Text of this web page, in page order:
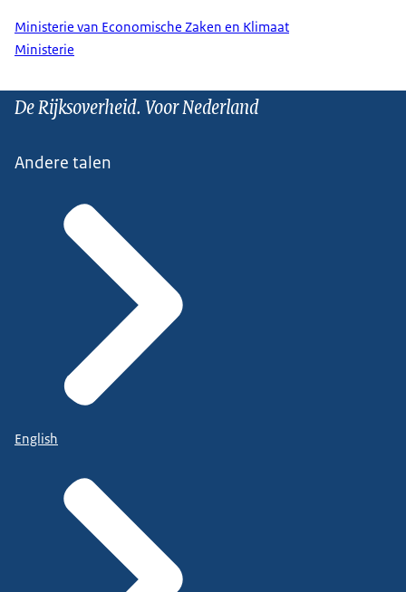
Ministerie van Economische Zaken en Klimaat
Ministerie
De Rijksoverheid. Voor Nederland
Andere talen
English